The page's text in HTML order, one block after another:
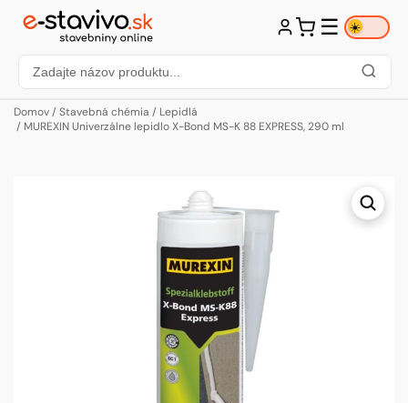
☰ ☀️
Domov/ Stavebná chémia / Lepidlá
/ MUREXIN Univerzálne lepidlo X-Bond MS-K 88 EXPRESS, 290 ml